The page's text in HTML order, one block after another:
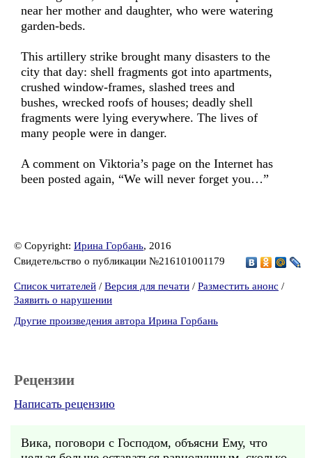
near her mother and daughter, who were watering
garden-beds.
This artillery strike brought many disasters to the
city that day: shell fragments got into apartments,
crushed window-frames, slashed trees and
bushes, wrecked roofs of houses; deadly shell
fragments were lying everywhere. The lives of
many people were in danger.
A comment on Viktoria’s page on the Internet has
been posted again, “We will never forget you…”
© Copyright: Ирина Горбань, 2016
Свидетельство о публикации №216101001179
Список читателей / Версия для печати / Разместить анонс /
Заявить о нарушении
Другие произведения автора Ирина Горбань
Рецензии
Написать рецензию
Вика, поговори с Господом, объясни Ему, что